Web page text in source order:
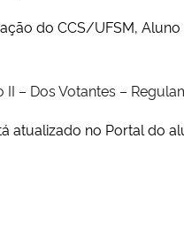
do CCS/UFSM,
– Dos Votantes –
atualizado no Portal do